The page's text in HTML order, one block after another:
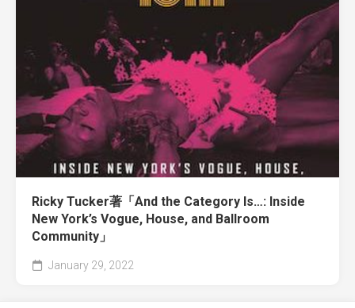
Ricky Tucker著「And the Category Is…: Inside
New York’s Vogue, House, and Ballroom
Community」
January 29, 2022